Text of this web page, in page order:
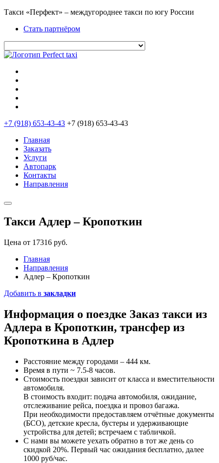
Такси «Перфект» – междугороднее такси по югу России
Стать партнёром
+7 (918) 653-43-43 +7 (918) 653-43-43
Главная
Заказать
Услуги
Автопарк
Контакты
Направления
Такси Адлер – Кропоткин
Цена от 17316 руб.
Главная
Направления
Адлер – Кропоткин
Добавить в закладки
Информация о поездке Заказ такси из
Адлера в Кропоткин, трансфер из
Кропоткина в Адлер
Расстояние между городами – 444 км.
Время в пути ~ 7.5-8 часов.
Стоимость поездки зависит от класса и вместительности
автомобиля.
В стоимость входит: подача автомобиля, ожидание,
отслеживание рейса, поездка и провоз багажа.
При необходимости предоставляем отчётные документы
(БСО), детские кресла, бустеры и удерживающие
устройства для детей; встречаем с табличкой.
С нами вы можете уехать обратно в тот же день со
скидкой 20%. Первый час ожидания бесплатно, далее
1000 руб/час.